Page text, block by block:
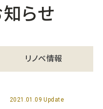
らせ
リノベ情報
2021.01.09 Update